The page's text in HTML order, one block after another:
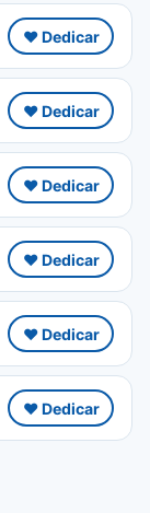
❤️ Dedicar
❤️ Dedicar
❤️ Dedicar
❤️ Dedicar
❤️ Dedicar
❤️ Dedicar